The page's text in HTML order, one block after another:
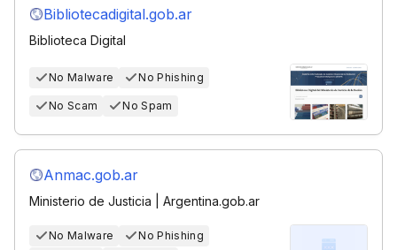
Bibliotecadigital.gob.ar
Biblioteca Digital
No Malware No Phishing
No Scam No Spam
Anmac.gob.ar
Ministerio de Justicia | Argentina.gob.ar
No Malware
No Phishing